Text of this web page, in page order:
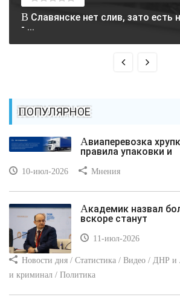
В Славянске нет слив, зато есть новый асфальт
- ...
ПОПУЛЯРНОЕ
Авиаперевозка хрупких грузов:
правила упаковки и
10-июл-2026 Мнения
Академик назвал болезни, которые
вскоре станут
11-июл-2026
Новости дня / Статистика / Видео / ДНР
и криминал / Политика